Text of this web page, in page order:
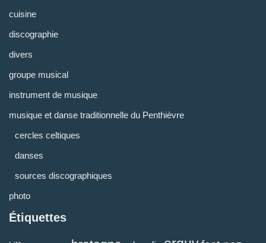
cuisine
discographie
divers
groupe musical
instrument de musique
musique et danse traditionnelle du Penthièvre
cercles celtiques
danses
sources discographiques
photo
Étiquettes